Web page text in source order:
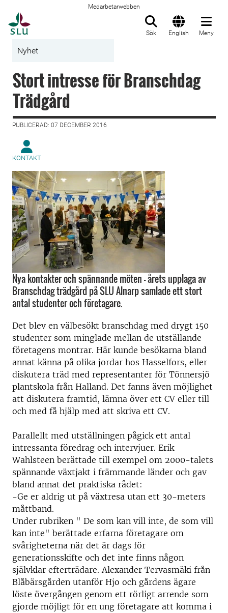
Medarbetarwebben
Sök English Meny
Nyhet
Stort intresse för Branschdag
Trädgård
PUBLICERAD: 07 DECEMBER 2016
KONTAKT
Nya kontakter och spännande möten – årets upplaga av
Branschdag trädgård på SLU Alnarp samlade ett stort
antal studenter och företagare.
Det blev en välbesökt branschdag med drygt 150
studenter som minglade mellan de utställande
företagens montrar. Här kunde besökarna bland
annat känna på olika jordar hos Hasselfors, eller
diskutera träd med representanter för Tönnersjö
plantskola från Halland. Det fanns även möjlighet
att diskutera framtid, lämna över ett CV eller till
och med få hjälp med att skriva ett CV.
Parallellt med utställningen pågick ett antal
intressanta föredrag och intervjuer. Erik
Wahlsteen berättade till exempel om 2000-talets
spännande växtjakt i främmande länder och gav
bland annat det praktiska rådet:
-Ge er aldrig ut på växtresa utan ett 30-meters
måttband.
Under rubriken " De som kan vill inte, de som vill
kan inte" berättade erfarna företagare om
svårigheterna när det är dags för
generationsskifte och det inte finns någon
självklar efterträdare. Alexander Tervasmäki från
Blåbärsgården utanför Hjo och gårdens ägare
löste övergången genom ett rörligt arrende som
gjorde möjligt för en ung företagare att komma i